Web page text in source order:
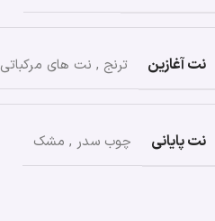
نت آغازین ترنج , نت های مرکباتی
نت پایانی چوب سدر , مشک